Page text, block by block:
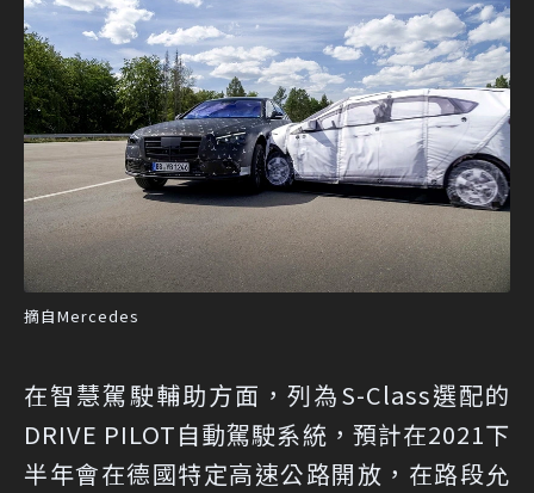
摘自Mercedes
在智慧駕駛輔助方面，列為S-Class選配的
DRIVE PILOT自動駕駛系統，預計在2021下
半年會在德國特定高速公路開放，在路段允